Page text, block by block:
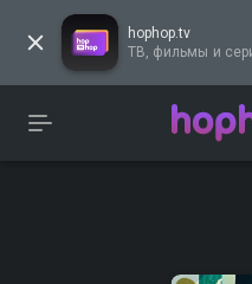
hophop.tv
ТВ, фильмы и